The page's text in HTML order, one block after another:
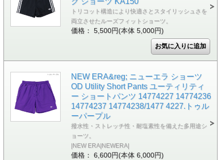
トリコット構造により快適さとスタイリッシュさを
両立させたルーズフィットショーツ。
価格： 5,500円(本体 5,000円)
NEW ERA&reg; ニューエラ ショーツ
OD Utility Short Pants ユーティリティ
ー ショートパンツ 14774227 14774236
14774237 14774238/1477 4227.トゥル
ーパープル
撥水性・ストレッチ性・耐塩素性を備えた多用途シ
ョーツ。
|NEW ERA|NEWERA|
価格： 6,600円(本体 6,000円)